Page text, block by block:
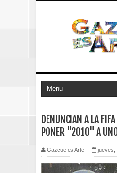
DENUNCIAN A LA
PONER "2010" A
Gazcue es Arte jueves,